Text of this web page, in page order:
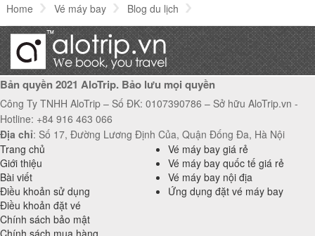
Home Vé máy bay Blog du lịch
Du lịch ở Đài Loan mùa nào đẹp nhất?
Bản quyền 2021 AloTrip. Bảo lưu mọi quyền
Công Ty TNHH AloTrip – Số ĐK: 0107390786 – Sở hữu AloTrip.vn -
Hotline: +84 916 463 066
Địa chỉ: Số 17, Đường Lương Định Của, Quận Đống Đa, Hà Nội
Trang chủ
Giới thiệu
Bài viết
Điều khoản sử dụng
Điều khoản đặt vé
Chính sách bảo mật
Vé máy bay giá rẻ
Vé máy bay quốc tế giá rẻ
Vé máy bay nội địa
Ứng dụng đặt vé máy bay